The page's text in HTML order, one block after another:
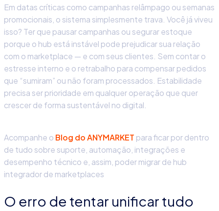
Em datas críticas como campanhas relâmpago ou semanas
promocionais, o sistema simplesmente trava. Você já viveu
isso? Ter que pausar campanhas ou segurar estoque
porque o hub está instável pode prejudicar sua relação
com o marketplace — e com seus clientes. Sem contar o
estresse interno e o retrabalho para compensar pedidos
que “sumiram” ou não foram processados. Estabilidade
precisa ser prioridade em qualquer operação que quer
crescer de forma sustentável no digital.
Acompanhe o Blog do ANYMARKET para ficar por dentro
de tudo sobre suporte, automação, integrações e
desempenho técnico e, assim, poder migrar de hub
integrador de marketplaces
O erro de tentar unificar tudo